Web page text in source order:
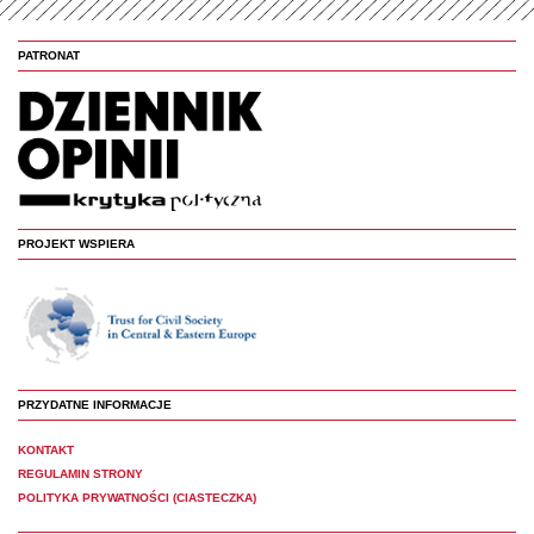
PATRONAT
PROJEKT WSPIERA
PRZYDATNE INFORMACJE
KONTAKT
REGULAMIN STRONY
POLITYKA PRYWATNOŚCI (CIASTECZKA)